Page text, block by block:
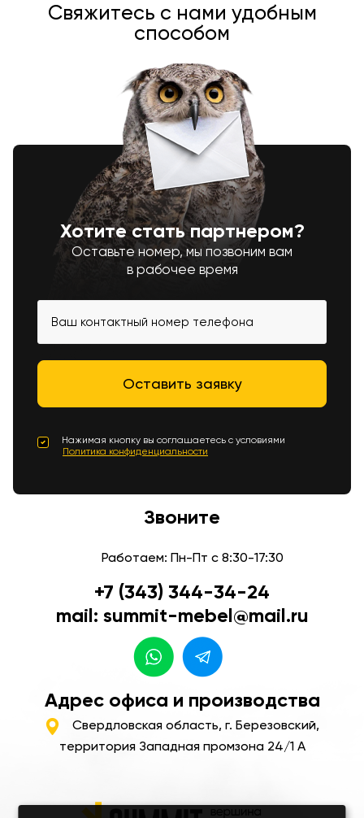
Свяжитесь с нами удобным
способом
Хотите стать партнером?
Оставьте номер, мы позвоним вам
в рабочее время
Нажимая кнопку вы соглашаетесь с условиями
Политика конфиденциальности
Звоните
Работаем: Пн-Пт с 8:30-17:30
+7 (343) 344-34-24
mail: summit-mebel@mail.ru
Адрес офиса и производства
Свердловская область, г. Березовский,
территория Западная промзона 24/1 А